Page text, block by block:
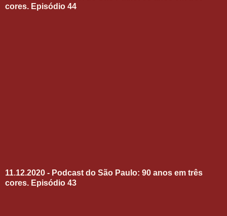
cores. Episódio 44
11.12.2020 - Podcast do São Paulo: 90 anos em três
cores. Episódio 43